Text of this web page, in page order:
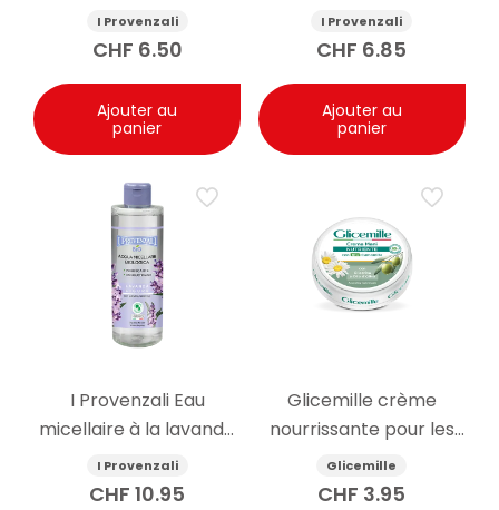
250ml
I Provenzali
CHF 6.50
Ajouter au
panier
I Provenzali
CHF 6.85
Ajouter au
panier
I Provenzali Eau
micellaire à la lavande
bio 400ml
I Provenzali
CHF 10.95
Glicemille crème
nourrissante pour les
mains glycérine et
camomille 100ml
Glicemille
CHF 3.95